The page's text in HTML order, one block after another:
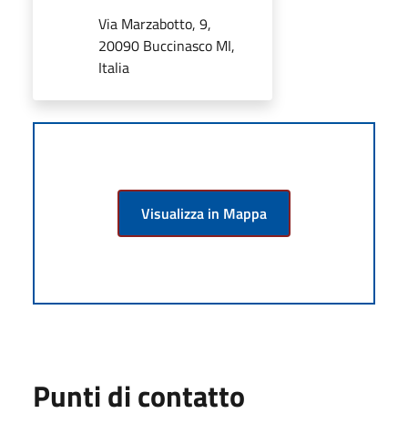
Via Marzabotto, 9,
20090 Buccinasco MI,
Italia
Visualizza in Mappa
Punti di contatto